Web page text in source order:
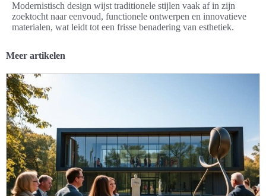
Modernistisch design wijst traditionele stijlen vaak af in zijn
zoektocht naar eenvoud, functionele ontwerpen en innovatieve
materialen, wat leidt tot een frisse benadering van esthetiek.
Meer artikelen